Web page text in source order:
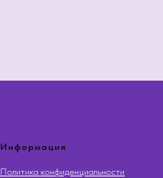
Информация
Политика конфиденциальности